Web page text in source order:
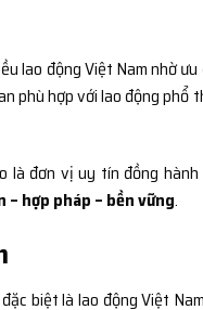
lao động Việt Nam nhờ ưu
phù hợp với lao động phổ
là đơn vị uy tín đồng hành
hợp pháp – bền vững.
biệt là lao động Việt